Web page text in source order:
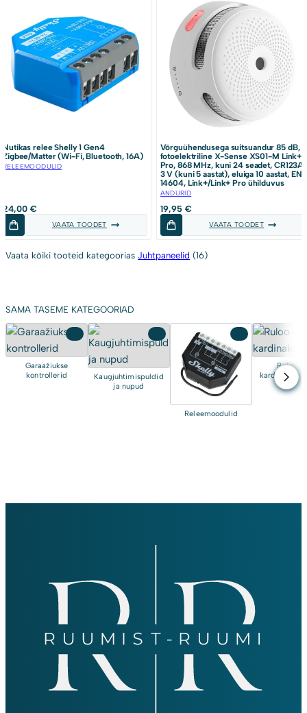
Nutikas relee Shelly 1 Gen4
Zigbee/Matter (Wi-Fi, Bluetooth, 16A)
RELEEMOODULID
24,00 €
VAATA TOODET
Võrguühendusega suitsuandur 85 dB,
fotoelektriline X-Sense XS01-M Link+
Pro, 868 MHz, kuni 24 seadet, CR123A
3 V (kuni 5 aastat), eluiga 10 aastat, EN
14604, Link+/Link+ Pro ühilduvus
ANDURID
19,95 €
VAATA TOODET
Vaata kõiki tooteid kategoorias Juhtpaneelid (16)
SAMA TASEME KATEGOORIAD
Garaažiukse
kontrollerid
Kaugjuhtimispuldid
ja nupud
Releemoodulid
Ruloo-